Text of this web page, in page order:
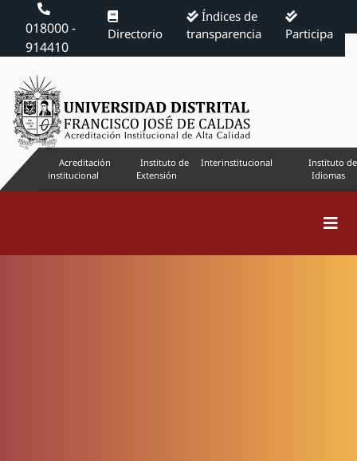
018000 -
914410
Directorio
Índices de
transparencia
Participa
Acreditación
institucional
Instituto de
Extensión
Interinstitucional
Instituto de
Idiomas